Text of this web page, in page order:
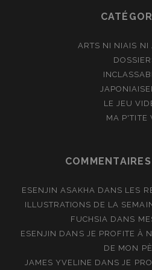
ARTS NI NIAIS NI
LE JEU
MA P'TITE
ESENJIN ASAKHA DANS LES
ILLUSTRATIONS DE LA
FUCHSIA DANS
ESENJIN DANS JE PROFITE À
DE MON
JAMES YVELINE DANSJE